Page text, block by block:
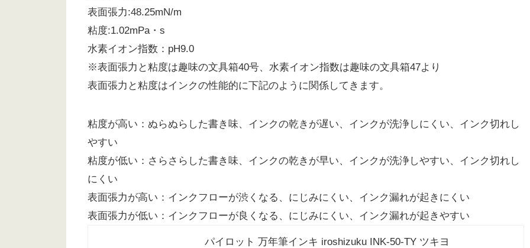
表面張力:48.25mN/m
粘度:1.02mPa・s
水素イオン指数：pH9.0
※表面張力と粘度は趣味の文具箱40号、水素イオン指数は趣味の文具箱47より
表面張力と粘度はインクの性能的に下記のように関係してきます。
粘度が高い：ぬらぬらした書き味、インクの乾きが遅い、インクが洗浄しにくい、インク切れし
やすい
粘度が低い：さらさらした書き味、インクの乾きが早い、インクが洗浄しやすい、インク切れし
にくい
表面張力が高い：インクフローが渋くなる、にじみにくい、インク漏れが起きにくい
表面張力が低い：インクフローが良くなる、にじみにくい、インク漏れが起きやすい
パイロット 万年筆インキ iroshizuku INK-50-TY ツキヨ